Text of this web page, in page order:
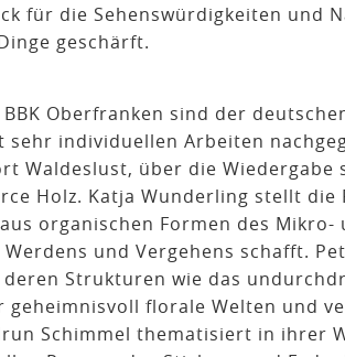
für die Sehenswürdigkeiten und
geschärft.
Oberfranken sind der
individuellen Arbeiten
Waldeslust, über die
Holz. Katja Wunderling stellt die
organischen Formen des Mikro-
und Vergehens schafft.
Strukturen wie das
florale Welten und
Schimmel thematisiert in ihrer